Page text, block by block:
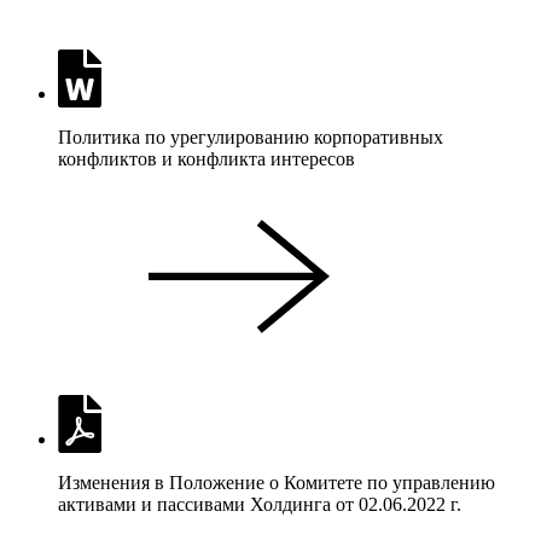
Политика по урегулированию корпоративных
конфликтов и конфликта интересов
Изменения в Положение о Комитете по управлению
активами и пассивами Холдинга от 02.06.2022 г.